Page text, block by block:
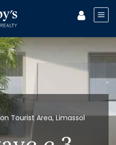
Tourist Area, Limassol